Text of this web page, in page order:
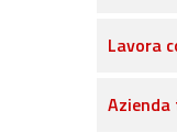
Lavora
Azienda